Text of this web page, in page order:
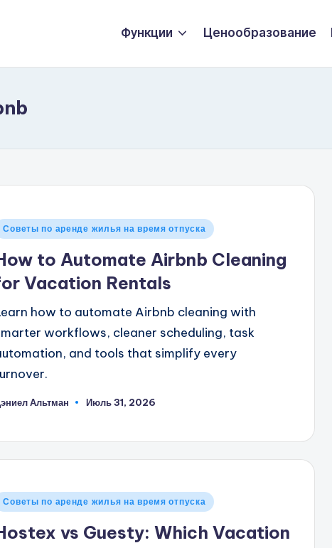
Функции Ценообразование
Советы по аренде жилья на время отпуска
to Automate Airbnb Cleaning
Vacation Rentals
how to automate Airbnb cleaning with
workflows, cleaner scheduling, task
and tools that simplify every
Альтман Июль 31, 2026
Советы по аренде жилья на время отпуска
vs Guesty: Which Vacation